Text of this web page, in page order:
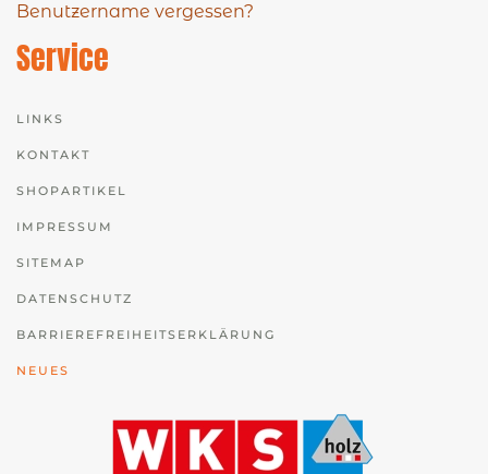
Benutzername vergessen?
Service
LINKS
KONTAKT
SHOPARTIKEL
IMPRESSUM
SITEMAP
DATENSCHUTZ
BARRIEREFREIHEITSERKLÄRUNG
NEUES